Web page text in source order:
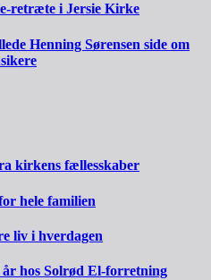
retræte i Jersie Kirke
Henning Sørensen side om
kirkens fællesskaber
hele familien
liv i hverdagen
hos Solrød El-forretning